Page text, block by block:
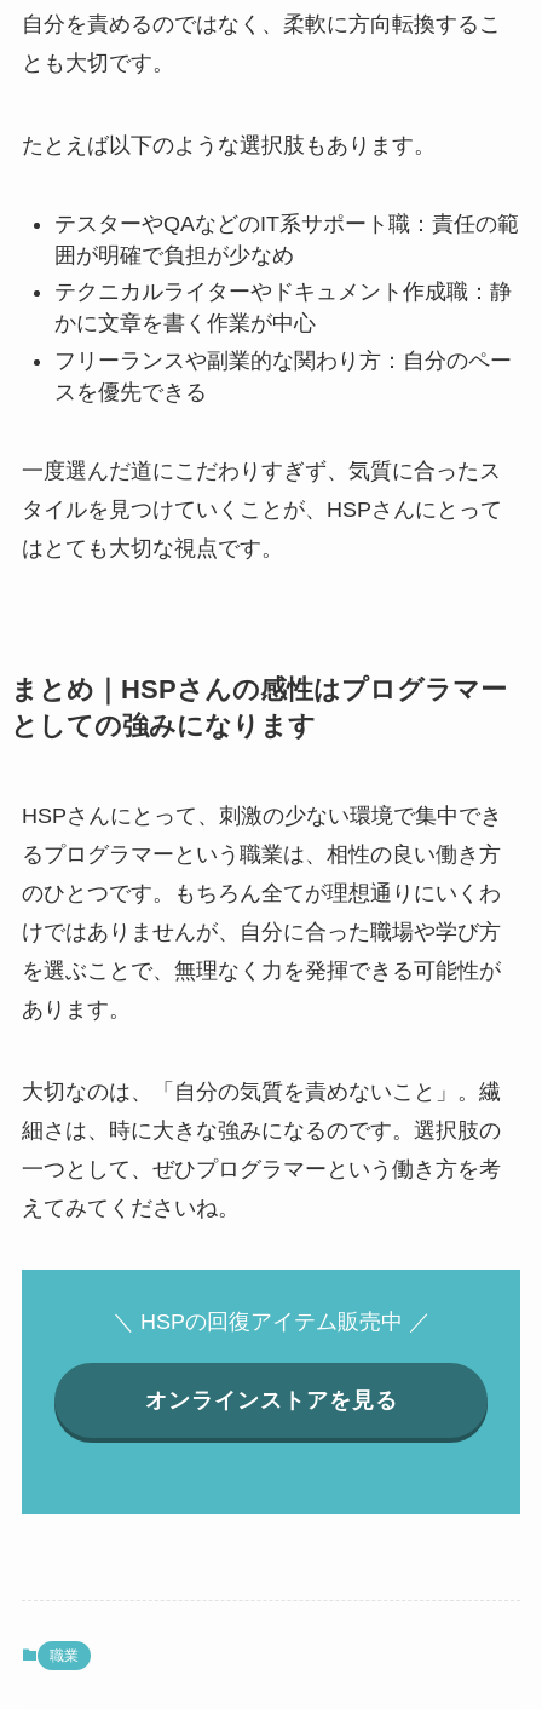
自分を責めるのではなく、柔軟に方向転換するこ
とも大切です。
たとえば以下のような選択肢もあります。
テスターやQAなどのIT系サポート職：責任の範
囲が明確で負担が少なめ
テクニカルライターやドキュメント作成職：静
かに文章を書く作業が中心
フリーランスや副業的な関わり方：自分のペー
スを優先できる
一度選んだ道にこだわりすぎず、気質に合ったス
タイルを見つけていくことが、HSPさんにとって
はとても大切な視点です。
まとめ｜HSPさんの感性はプログラマー
としての強みになります
HSPさんにとって、刺激の少ない環境で集中でき
るプログラマーという職業は、相性の良い働き方
のひとつです。もちろん全てが理想通りにいくわ
けではありませんが、自分に合った職場や学び方
を選ぶことで、無理なく力を発揮できる可能性が
あります。
大切なのは、「自分の気質を責めないこと」。繊
細さは、時に大きな強みになるのです。選択肢の
一つとして、ぜひプログラマーという働き方を考
えてみてくださいね。
＼ HSPの回復アイテム販売中 ／
オンラインストアを見る
職業